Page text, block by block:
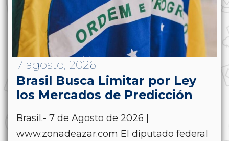
7 agosto, 2026
Brasil Busca Limitar por Ley
los Mercados de Predicción
Brasil.- 7 de Agosto de 2026 |
www.zonadeazar.com El diputado federal